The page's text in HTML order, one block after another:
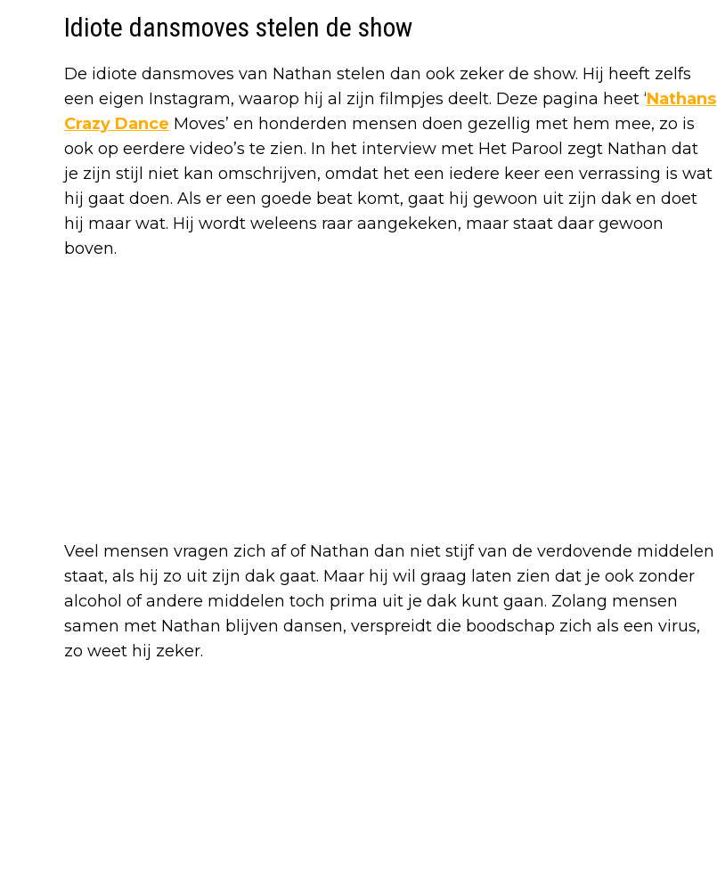
Idiote dansmoves stelen de show
De idiote dansmoves van Nathan stelen dan ook zeker de show. Hij heeft zelfs
een eigen Instagram, waarop hij al zijn filmpjes deelt. Deze pagina heet ‘Nathans
Crazy Dance Moves’ en honderden mensen doen gezellig met hem mee, zo is
ook op eerdere video’s te zien. In het interview met Het Parool zegt Nathan dat
je zijn stijl niet kan omschrijven, omdat het een iedere keer een verrassing is wat
hij gaat doen. Als er een goede beat komt, gaat hij gewoon uit zijn dak en doet
hij maar wat. Hij wordt weleens raar aangekeken, maar staat daar gewoon
boven.
Veel mensen vragen zich af of Nathan dan niet stijf van de verdovende middelen
staat, als hij zo uit zijn dak gaat. Maar hij wil graag laten zien dat je ook zonder
alcohol of andere middelen toch prima uit je dak kunt gaan. Zolang mensen
samen met Nathan blijven dansen, verspreidt die boodschap zich als een virus,
zo weet hij zeker.